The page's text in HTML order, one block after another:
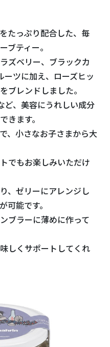
たっぷり配合した、毎
ブティー。
ズベリー、ブラックカ
ーツに加え、ローズヒッ
ブレンドしました。
ど、美容にうれしい成分
きます。
、小さなお子さまから大
でもお楽しみいただけ
、ゼリーにアレンジし
可能です。
ブラーに薄めに作って
しくサポートしてくれ